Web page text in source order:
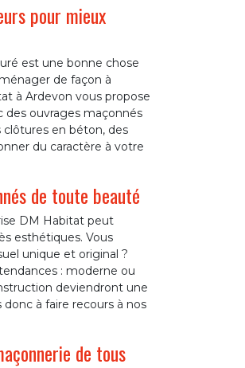
pour mieux
est une bonne chose
de façon à
à Ardevon vous propose
des ouvrages maçonnés
clôtures en béton, des
du caractère à votre
de toute beauté
DM Habitat peut
esthétiques. Vous
unique et original ?
: moderne ou
deviendront une
à faire recours à nos
de tous